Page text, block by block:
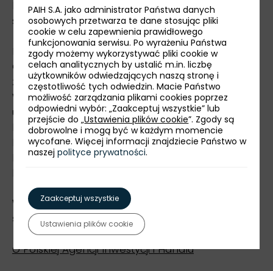
branży kosmetycznej, będą jeszcze
skuteczniejsze.
Partnerem wydarzenia jest również ASEAN
Cosmetics Association. Organizacja składając się
z podmiotów z różnych krajów Azji Południowo-
Wschodniej, mająca na celu harmonizację i
utrzymanie przepisów dotyczących
kosmetyków, podniesienie standardów
kompetencji technicznych i wiedzy naukowej w
lokalnych branżach oraz rozszerzenie handlu
Więcej informacji o wydarzeniu i rejestracja na
stroniePoland-ASEAN B2B Sessions
O Polskiej Agencji Inwestycji i Handlu
PAIH S.A. jako administrator Państwa danych
osobowych przetwarza te dane stosując pliki
cookie w celu zapewnienia prawidłowego
funkcjonowania serwisu. Po wyrażeniu Państwa
zgody możemy wykorzystywać pliki cookie w
celach analitycznych by ustalić m.in. liczbę
użytkowników odwiedzających naszą stronę i
częstotliwość tych odwiedzin. Macie Państwo
możliwość zarządzania plikami cookies poprzez
odpowiedni wybór: „Zaakceptuj wszystkie” lub
przejście do „Ustawienia plików cookie”. Zgody są
dobrowolne i mogą być w każdym momencie
wycofane. Więcej informacji znajdziecie Państwo w
naszejpolityce prywatności.
Zaakceptuj wszystkie
Ustawienia plików cookie